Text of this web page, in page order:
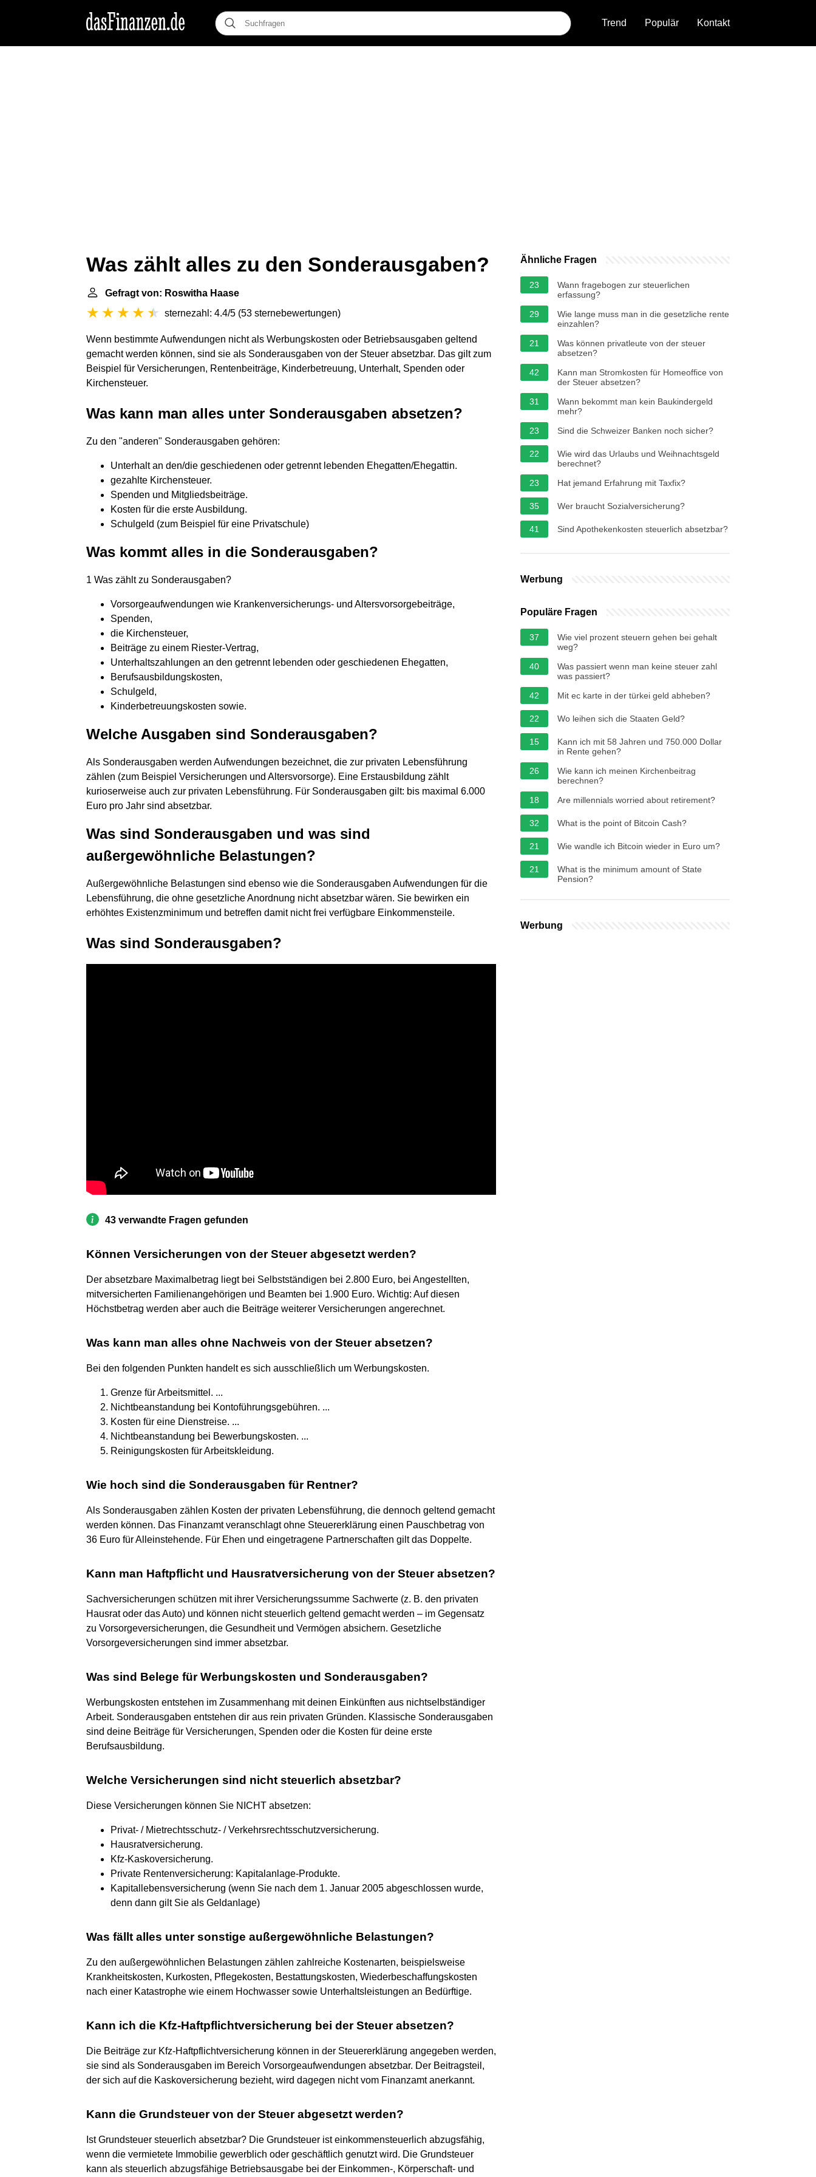
Trend Populär Kontakt
Was zählt alles zu den Sonderausgaben?
Gefragt von: Roswitha Haase
sternezahl: 4.4/5 (53 sternebewertungen)
Wenn bestimmte Aufwendungen nicht als Werbungskosten oder Betriebsausgaben geltend
gemacht werden können, sind sie als Sonderausgaben von der Steuer absetzbar. Das gilt zum
Beispiel für Versicherungen, Rentenbeiträge, Kinderbetreuung, Unterhalt, Spenden oder
Kirchensteuer.
Was kann man alles unter Sonderausgaben absetzen?
Zu den "anderen" Sonderausgaben gehören:
Unterhalt an den/die geschiedenen oder getrennt lebenden Ehegatten/Ehegattin.
gezahlte Kirchensteuer.
Spenden und Mitgliedsbeiträge.
Kosten für die erste Ausbildung.
Schulgeld (zum Beispiel für eine Privatschule)
Was kommt alles in die Sonderausgaben?
1 Was zählt zu Sonderausgaben?
Vorsorgeaufwendungen wie Krankenversicherungs- und Altersvorsorgebeiträge,
Spenden,
die Kirchensteuer,
Beiträge zu einem Riester-Vertrag,
Unterhaltszahlungen an den getrennt lebenden oder geschiedenen Ehegatten,
Berufsausbildungskosten,
Schulgeld,
Kinderbetreuungskosten sowie.
Welche Ausgaben sind Sonderausgaben?
Als Sonderausgaben werden Aufwendungen bezeichnet, die zur privaten Lebensführung
zählen (zum Beispiel Versicherungen und Altersvorsorge). Eine Erstausbildung zählt
kurioserweise auch zur privaten Lebensführung. Für Sonderausgaben gilt: bis maximal 6.000
Euro pro Jahr sind absetzbar.
Was sind Sonderausgaben und was sind
außergewöhnliche Belastungen?
Außergewöhnliche Belastungen sind ebenso wie die Sonderausgaben Aufwendungen für die
Lebensführung, die ohne gesetzliche Anordnung nicht absetzbar wären. Sie bewirken ein
erhöhtes Existenzminimum und betreffen damit nicht frei verfügbare Einkommensteile.
Was sind Sonderausgaben?
43 verwandte Fragen gefunden
Können Versicherungen von der Steuer abgesetzt werden?
Der absetzbare Maximalbetrag liegt bei Selbstständigen bei 2.800 Euro, bei Angestellten,
mitversicherten Familienangehörigen und Beamten bei 1.900 Euro. Wichtig: Auf diesen
Höchstbetrag werden aber auch die Beiträge weiterer Versicherungen angerechnet.
Was kann man alles ohne Nachweis von der Steuer absetzen?
Bei den folgenden Punkten handelt es sich ausschließlich um Werbungskosten.
Grenze für Arbeitsmittel. ...
Nichtbeanstandung bei Kontoführungsgebühren. ...
Kosten für eine Dienstreise. ...
Nichtbeanstandung bei Bewerbungskosten. ...
Reinigungskosten für Arbeitskleidung.
Wie hoch sind die Sonderausgaben für Rentner?
Als Sonderausgaben zählen Kosten der privaten Lebensführung, die dennoch geltend gemacht
werden können. Das Finanzamt veranschlagt ohne Steuererklärung einen Pauschbetrag von
36 Euro für Alleinstehende. Für Ehen und eingetragene Partnerschaften gilt das Doppelte.
Kann man Haftpflicht und Hausratversicherung von der Steuer absetzen?
Sachversicherungen schützen mit ihrer Versicherungssumme Sachwerte (z. B. den privaten
Hausrat oder das Auto) und können nicht steuerlich geltend gemacht werden – im Gegensatz
zu Vorsorgeversicherungen, die Gesundheit und Vermögen absichern. Gesetzliche
Vorsorgeversicherungen sind immer absetzbar.
Was sind Belege für Werbungskosten und Sonderausgaben?
Werbungskosten entstehen im Zusammenhang mit deinen Einkünften aus nichtselbständiger
Arbeit. Sonderausgaben entstehen dir aus rein privaten Gründen. Klassische Sonderausgaben
sind deine Beiträge für Versicherungen, Spenden oder die Kosten für deine erste
Berufsausbildung.
Welche Versicherungen sind nicht steuerlich absetzbar?
Diese Versicherungen können Sie NICHT absetzen:
Privat- / Mietrechtsschutz- / Verkehrsrechtsschutzversicherung.
Hausratversicherung.
Kfz-Kaskoversicherung.
Private Rentenversicherung: Kapitalanlage-Produkte.
Kapitallebensversicherung (wenn Sie nach dem 1. Januar 2005 abgeschlossen wurde,
denn dann gilt Sie als Geldanlage)
Was fällt alles unter sonstige außergewöhnliche Belastungen?
Zu den außergewöhnlichen Belastungen zählen zahlreiche Kostenarten, beispielsweise
Krankheitskosten, Kurkosten, Pflegekosten, Bestattungskosten, Wiederbeschaffungskosten
nach einer Katastrophe wie einem Hochwasser sowie Unterhaltsleistungen an Bedürftige.
Kann ich die Kfz-Haftpflichtversicherung bei der Steuer absetzen?
Die Beiträge zur Kfz-Haftpflichtversicherung können in der Steuererklärung angegeben werden,
sie sind als Sonderausgaben im Bereich Vorsorgeaufwendungen absetzbar. Der Beitragsteil,
der sich auf die Kaskoversicherung bezieht, wird dagegen nicht vom Finanzamt anerkannt.
Kann die Grundsteuer von der Steuer abgesetzt werden?
Ist Grundsteuer steuerlich absetzbar? Die Grundsteuer ist einkommensteuerlich abzugsfähig,
wenn die vermietete Immobilie gewerblich oder geschäftlich genutzt wird. Die Grundsteuer
kann als steuerlich abzugsfähige Betriebsausgabe bei der Einkommen-, Körperschaft- und
Ähnliche Fragen
23
Wann fragebogen zur steuerlichen
erfassung?
29
Wie lange muss man in die gesetzliche rente
einzahlen?
21
Was können privatleute von der steuer
absetzen?
42
Kann man Stromkosten für Homeoffice von
der Steuer absetzen?
31
Wann bekommt man kein Baukindergeld
mehr?
23
Sind die Schweizer Banken noch sicher?
22
Wie wird das Urlaubs und Weihnachtsgeld
berechnet?
23
Hat jemand Erfahrung mit Taxfix?
35 Wer braucht Sozialversicherung?
41 Sind Apothekenkosten steuerlich absetzbar?
Werbung
Populäre Fragen
37
Wie viel prozent steuern gehen bei gehalt
weg?
40
Was passiert wenn man keine steuer zahl
was passiert?
42
Mit ec karte in der türkei geld abheben?
22 Wo leihen sich die Staaten Geld?
15
Kann ich mit 58 Jahren und 750.000 Dollar
in Rente gehen?
26
Wie kann ich meinen Kirchenbeitrag
berechnen?
18
Are millennials worried about retirement?
32 What is the point of Bitcoin Cash?
21 Wie wandle ich Bitcoin wieder in Euro um?
21
What is the minimum amount of State
Pension?
Werbung